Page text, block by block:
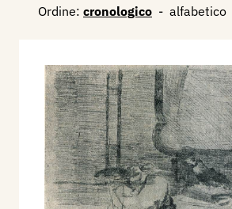
Ordine: cronologico - alfabetico